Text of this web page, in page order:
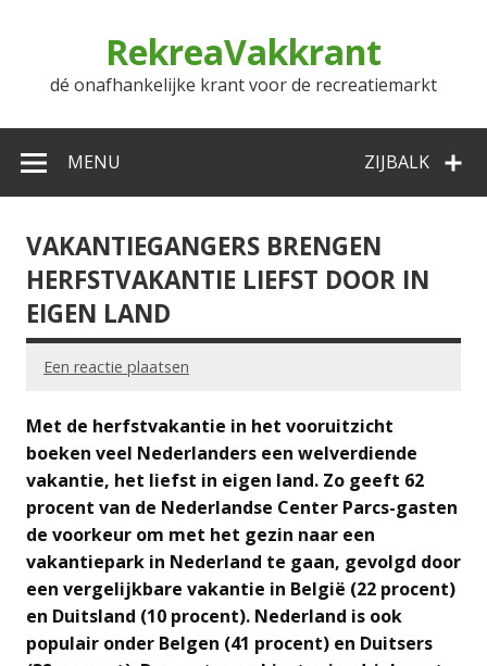
RekreaVakkrant
dé onafhankelijke krant voor de recreatiemarkt
ZIJBALK
MENU
VAKANTIEGANGERS BRENGEN
HERFSTVAKANTIE LIEFST DOOR IN
EIGEN LAND
Een reactie plaatsen
Met de herfstvakantie in het vooruitzicht
boeken veel Nederlanders een welverdiende
vakantie, het liefst in eigen land. Zo geeft 62
procent van de Nederlandse Center Parcs-gasten
de voorkeur om met het gezin naar een
vakantiepark in Nederland te gaan, gevolgd door
een vergelijkbare vakantie in België (22 procent)
en Duitsland (10 procent). Nederland is ook
populair onder Belgen (41 procent) en Duitsers